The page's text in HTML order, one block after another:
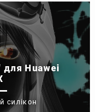
Huawei
силікон